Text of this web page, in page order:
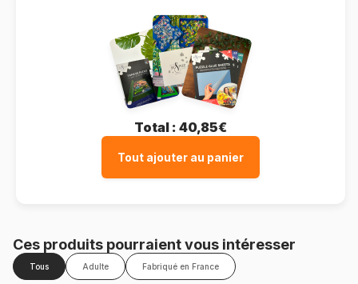
Total : 40,85€
Tout ajouter au panier
Ces produits pourraient vous intéresser
Tous Adulte Fabriqué en France